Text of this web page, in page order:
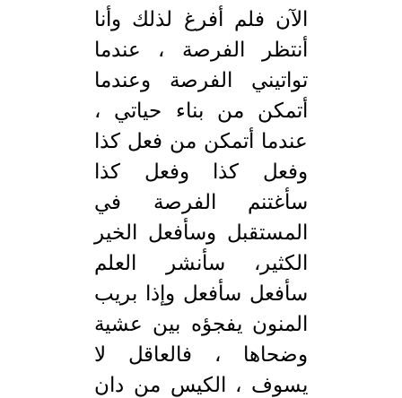
الآن فلم أفرغ لذلك وأنا
أنتظر الفرصة ، عندما
تواتيني الفرصة وعندما
أتمكن من بناء حياتي ،
عندما أتمكن من فعل كذا
وفعل كذا وفعل كذا
سأغتنم الفرصة في
المستقبل وسأفعل الخير
الكثير، سأنشر العلم
سأفعل سأفعل وإذا بريب
المنون يفجؤه بين عشية
وضحاها ، فالعاقل لا
يسوف ، الكيس من دان